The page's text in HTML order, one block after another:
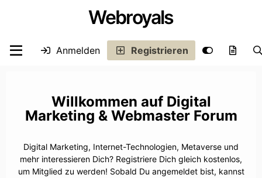
Webroyals
Anmelden Registrieren
Digital
Marketing & Webmaster Forum
Digital Marketing, Internet-Technologien, Metaverse und
mehr interessieren Dich? Registriere Dich gleich kostenlos,
um Mitglied zu werden! Sobald Du angemeldet bist, kannst